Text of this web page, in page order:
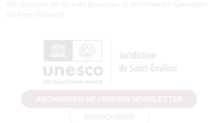
Attraktionen im Grand Libournais zu informieren. Genießen
Sie Ihren Besuch!